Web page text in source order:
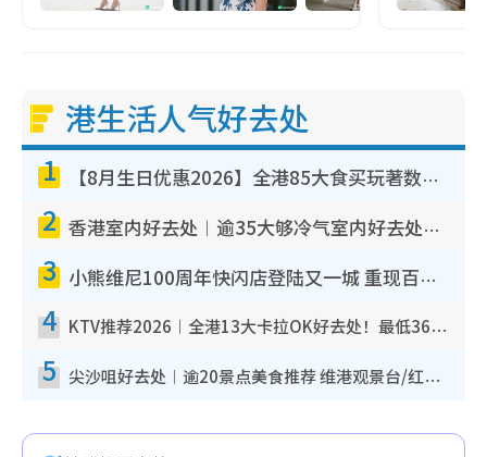
港生活人气好去处
1 【8月生日优惠2026】全港85大食买玩著数攻略 自助餐/火锅放题同行免费＋诚品/DONKI送现金券
2 香港室内好去处︱逾35大够冷气室内好去处推荐 室内活动免费避雨无惧下雨
3 小熊维尼100周年快闪店登陆又一城 重现百亩森林经典场景／独家限定盲盒登场／专属DIY香水
4 KTV推荐2026︱全港13大卡拉OK好去处！最低36元起 日语歌都有！(附地址+收费详情)
5 尖沙咀好去处︱逾20景点美食推荐 维港观景台/红磡古迹/九龙公园/室内游乐场